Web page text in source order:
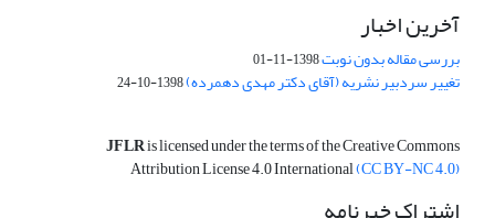
آخرین اخبار
بررسی مقاله بدون نوبت1398-11-01
تغییر سردبیر نشریه (آقای دکتر مهدی دهمرده)1398-10-24
JFLRis licensed under the terms of the Creative Commons
Attribution License 4.0 International(CC BY-NC 4.0)